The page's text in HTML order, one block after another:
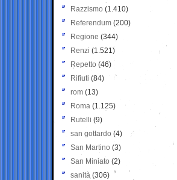
Razzismo (1.410)
Referendum (200)
Regione (344)
Renzi (1.521)
Repetto (46)
Rifiuti (84)
rom (13)
Roma (1.125)
Rutelli (9)
san gottardo (4)
San Martino (3)
San Miniato (2)
sanità (306)